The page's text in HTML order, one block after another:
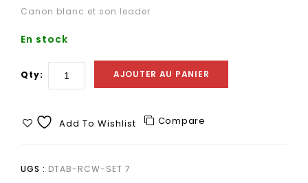
Canon blanc et son leader
En stock
Qty: AJOUTER AU PANIER
Add To Wishlist Compare
UGS : DTAB-RCW-SET 7